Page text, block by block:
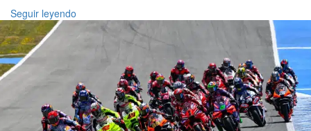
Seguir leyendo